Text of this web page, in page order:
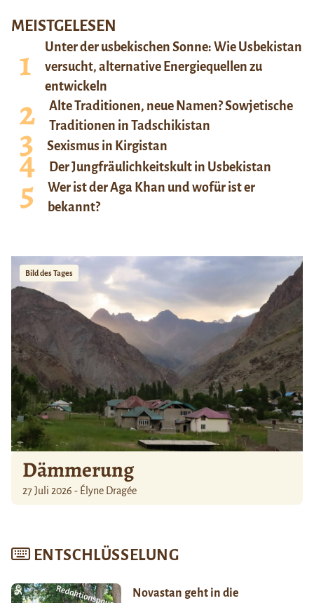
MEISTGELESEN
Unter der usbekischen Sonne: Wie Usbekistan
versucht, alternative Energiequellen zu
entwickeln
Alte Traditionen, neue Namen? Sowjetische
Traditionen in Tadschikistan
Sexismus in Kirgistan
Der Jungfräulichkeitskult in Usbekistan
Wer ist der Aga Khan und wofür ist er
bekannt?
Bild des Tages
Dämmerung
27 Juli 2026 - Élyne Dragée
ENTSCHLÜSSELUNG
Novastan geht in die